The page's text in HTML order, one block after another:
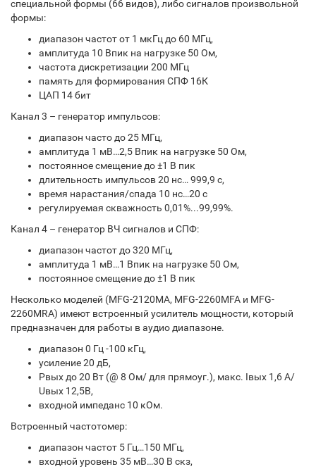
специальной формы (66 видов), либо сигналов произвольной
формы:
диапазон частот от 1 мкГц до 60 МГц,
амплитуда 10 Впик на нагрузке 50 Ом,
частота дискретизации 200 МГц
память для формирования СПФ 16К
ЦАП 14 бит
Канал 3 – генератор импульсов:
диапазон часто до 25 МГц,
амплитуда 1 мВ…2,5 Впик на нагрузке 50 Ом,
постоянное смещение до ±1 В пик
длительность импульсов 20 нс… 999,9 с,
время нарастания/спада 10 нс…20 с
регулируемая скважность 0,01%...99,99%.
Канал 4 – генератор ВЧ сигналов и СПФ:
диапазон частот до 320 МГц,
амплитуда 1 мВ…1 Впик на нагрузке 50 Ом,
постоянное смещение до ±1 В пик
Несколько моделей (MFG-2120MA, MFG-2260MFA и MFG-
2260MRA) имеют встроенный усилитель мощности, который
предназначен для работы в аудио диапазоне.
диапазон 0 Гц -100 кГц,
усиление 20 дБ,
Pвых до 20 Вт (@ 8 Ом/ для прямоуг.), макс. Iвых 1,6 А/
Uвых 12,5В,
входной импеданс 10 кОм.
Встроенный частотомер:
диапазон частот 5 Гц…150 МГц,
входной уровень 35 мВ…30 В скз,